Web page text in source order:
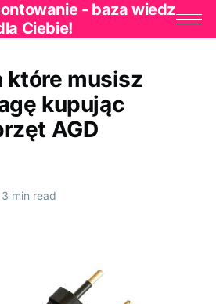
- baza wiedz
Ciebie!
które musisz
kupując
AGD
3 min read